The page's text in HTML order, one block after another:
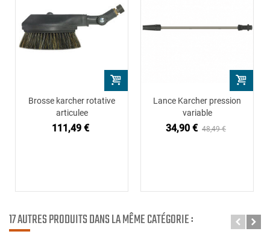
Brosse karcher rotative
articulee
111,49 €
Lance Karcher pression
variable
34,90 € 48,49 €
17 AUTRES PRODUITS DANS LA MÊME CATÉGORIE :